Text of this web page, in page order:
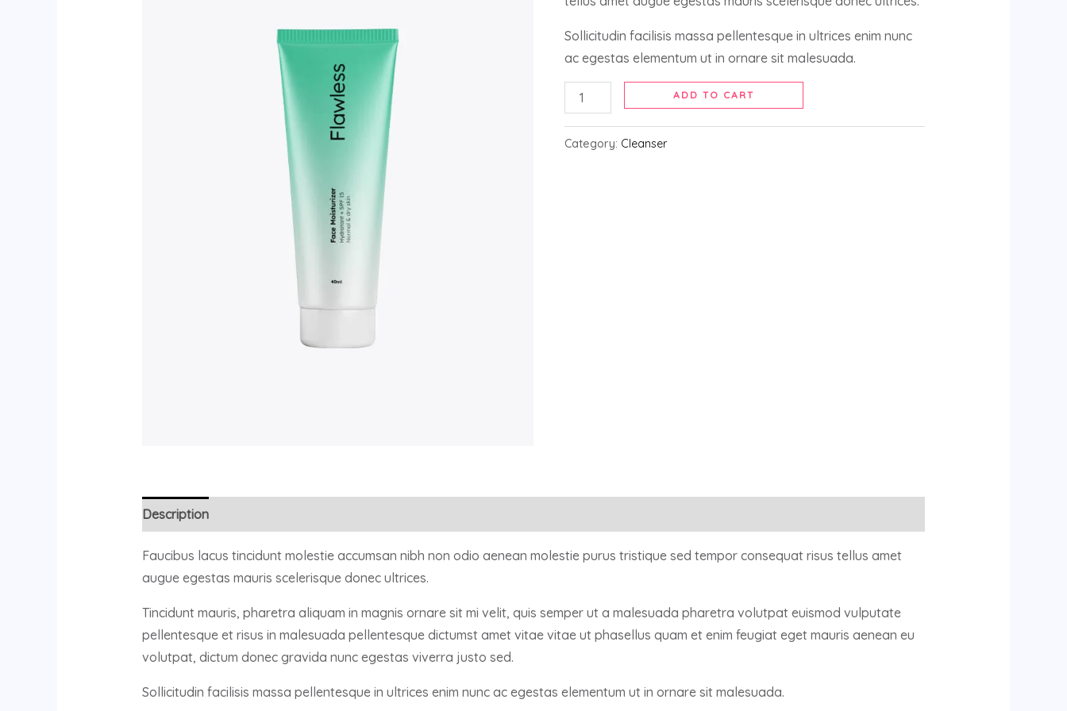
Sollicitudin facilisis massa pellentesque in ultrices enim nunc
ac egestas elementum ut in ornare sit malesuada.
ADD TO CART
Category: Cleanser
Description
Faucibus lacus tincidunt molestie accumsan nibh non odio aenean molestie purus tristique sed tempor consequat risus tellus amet
augue egestas mauris scelerisque donec ultrices.
Tincidunt mauris, pharetra aliquam in magnis ornare sit mi velit, quis semper ut a malesuada pharetra volutpat euismod vulputate
pellentesque et risus in malesuada pellentesque dictumst amet vitae vitae ut phasellus quam et enim feugiat eget mauris aenean eu
volutpat, dictum donec gravida nunc egestas viverra justo sed.
Sollicitudin facilisis massa pellentesque in ultrices enim nunc ac egestas elementum ut in ornare sit malesuada.